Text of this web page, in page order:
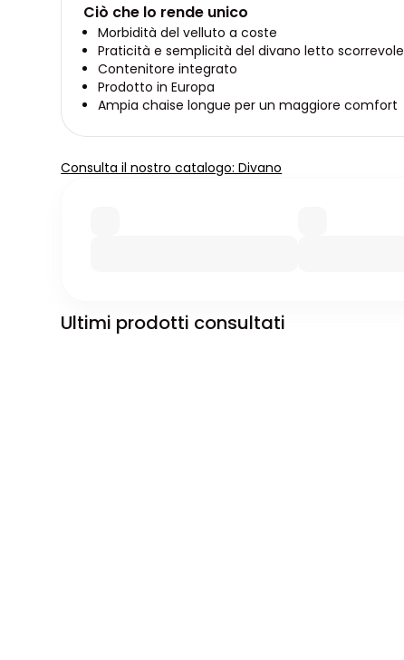
Ciò che lo rende unico
Morbidità del velluto a coste
Praticità e semplicità del divano letto scorrevole
Contenitore integrato
Prodotto in Europa
Ampia chaise longue per un maggiore comfort
Consulta il nostro catalogo: Divano
Ultimi prodotti consultati